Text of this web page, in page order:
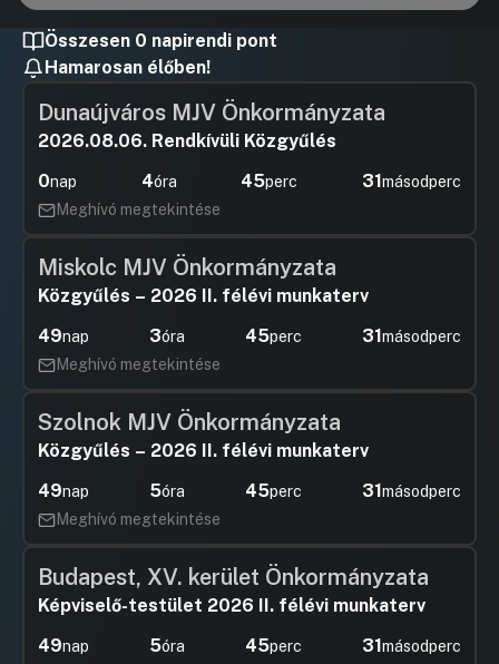
Összesen 0 napirendi pont
Hamarosan élőben!
Dunaújváros MJV Önkormányzata
2026.08.06. Rendkívüli Közgyűlés
0nap 4óra 45perc 31másodperc
Meghívó megtekintése
Miskolc MJV Önkormányzata
Közgyűlés – 2026 II. félévi munkaterv
49nap 3óra 45perc 31másodperc
Meghívó megtekintése
Szolnok MJV Önkormányzata
Közgyűlés – 2026 II. félévi munkaterv
49nap 5óra 45perc 31másodperc
Meghívó megtekintése
Budapest, XV. kerület Önkormányzata
Képviselő-testület 2026 II. félévi munkaterv
49nap 5óra 45perc 31másodperc